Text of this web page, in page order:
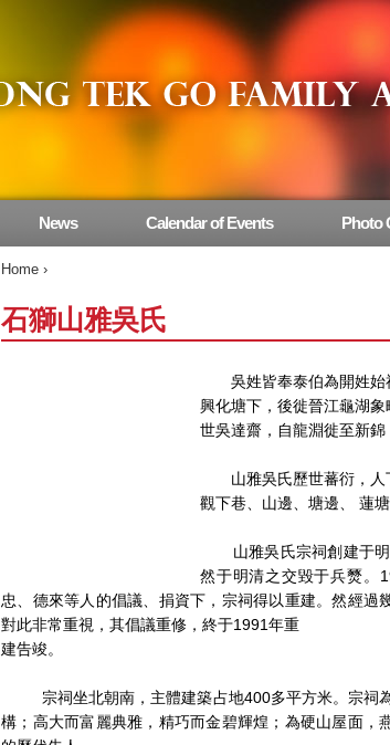
Home ›
石獅山雅吳氏
吳姓皆奉泰伯為開姓始
興化塘下，後徙晉江龜湖
世吳達齋，自龍淵徙至新錦
山雅吳氏歷世蕃衍，人
觀下巷、山邊、塘邊、 蓮
山雅吳氏宗祠創建于明
然于明清之交毀于兵燹。
忠、德來等人的倡議、捐資下，宗祠得以重建。然經
對此非常重視，其倡議重修，終于1991年重
建告竣。
宗祠坐北朝南，主體建築占地400多平方米。宗祠
構；高大而富麗典雅，精巧而金碧輝煌；為硬山屋面
News Calendar of Events Photo